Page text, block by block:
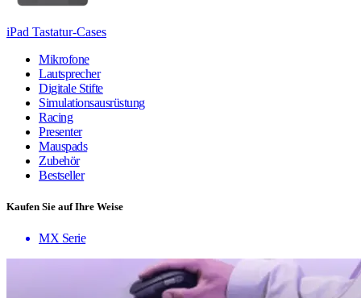
iPad Tastatur-Cases
Mikrofone
Lautsprecher
Digitale Stifte
Simulationsausrüstung
Racing
Presenter
Mauspads
Zubehör
Bestseller
Kaufen Sie auf Ihre Weise
MX Serie